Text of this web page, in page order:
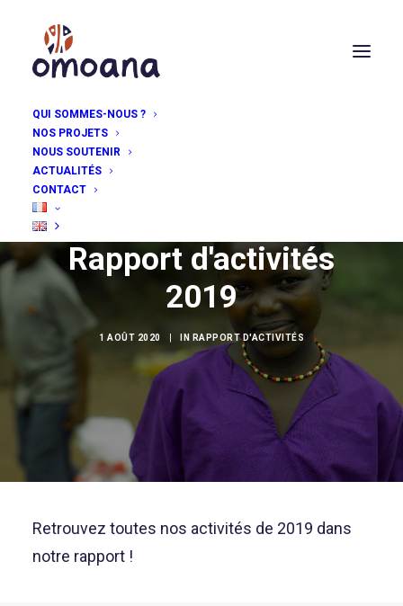
QUI SOMMES-NOUS ?
NOS PROJETS
NOUS SOUTENIR
ACTUALITÉS
CONTACT
Rapport d'activités
2019
1 AOÛT 2020 IN RAPPORT D'ACTIVITÉS
Retrouvez toutes nos activités de 2019 dans
notre rapport !